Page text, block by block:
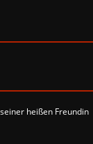
heißen Freundin